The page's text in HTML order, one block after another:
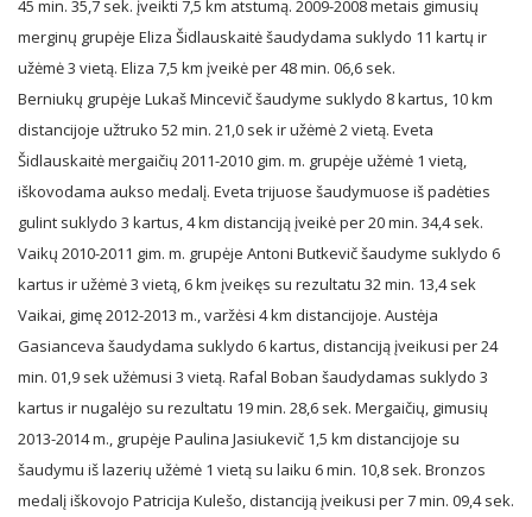
45 min. 35,7 sek. įveikti 7,5 km atstumą. 2009-2008 metais gimusių
merginų grupėje Eliza Šidlauskaitė šaudydama suklydo 11 kartų ir
užėmė 3 vietą. Eliza 7,5 km įveikė per 48 min. 06,6 sek.
Berniukų grupėje Lukaš Mincevič šaudyme suklydo 8 kartus, 10 km
distancijoje užtruko 52 min. 21,0 sek ir užėmė 2 vietą. Eveta
Šidlauskaitė mergaičių 2011-2010 gim. m. grupėje užėmė 1 vietą,
iškovodama aukso medalį. Eveta trijuose šaudymuose iš padėties
gulint suklydo 3 kartus, 4 km distanciją įveikė per 20 min. 34,4 sek.
Vaikų 2010-2011 gim. m. grupėje Antoni Butkevič šaudyme suklydo 6
kartus ir užėmė 3 vietą, 6 km įveikęs su rezultatu 32 min. 13,4 sek
Vaikai, gimę 2012-2013 m., varžėsi 4 km distancijoje. Austėja
Gasianceva šaudydama suklydo 6 kartus, distanciją įveikusi per 24
min. 01,9 sek užėmusi 3 vietą. Rafal Boban šaudydamas suklydo 3
kartus ir nugalėjo su rezultatu 19 min. 28,6 sek. Mergaičių, gimusių
2013-2014 m., grupėje Paulina Jasiukevič 1,5 km distancijoje su
šaudymu iš lazerių užėmė 1 vietą su laiku 6 min. 10,8 sek. Bronzos
medalį iškovojo Patricija Kulešo, distanciją įveikusi per 7 min. 09,4 sek.